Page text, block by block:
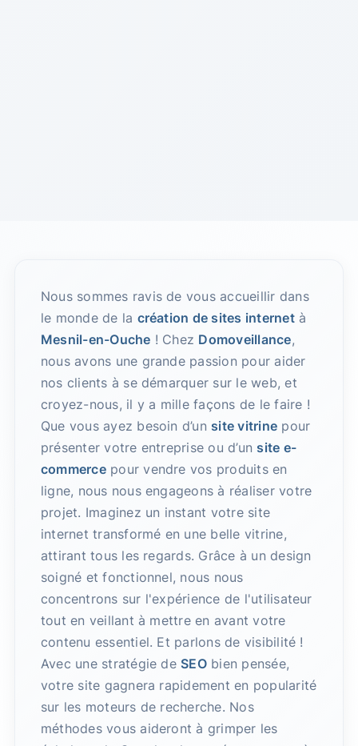
Nous sommes ravis de vous accueillir dans
le monde de la création de sites internetà
Mesnil-en-Ouche ! Chez Domoveillance,
nous avons une grande passion pour aider
nos clients à se démarquer sur le web, et
croyez-nous, il y a mille façons de le faire !
Que vous ayez besoin d’un site vitrine pour
présenter votre entreprise ou d’un site e-
commercepour vendre vos produits en
ligne, nous nous engageons à réaliser votre
projet. Imaginez un instant votre site
internet transformé en une belle vitrine,
attirant tous les regards. Grâce à un design
soigné et fonctionnel, nous nous
concentrons sur l'expérience de l'utilisateur
tout en veillant à mettre en avant votre
contenu essentiel. Et parlons de visibilité !
Avec une stratégie de SEObien pensée,
votre site gagnera rapidement en popularité
sur les moteurs de recherche. Nos
méthodes vous aideront à grimper les